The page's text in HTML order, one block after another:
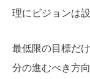
理にビジョンは
最低限の目標だ
分の進むべき方